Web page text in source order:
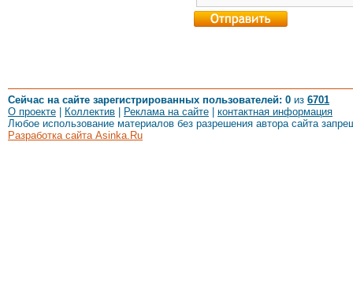
Сейчас на сайте зарегистрированных пользователей: 0 из 6701
О проекте
Коллектив Реклама на сайте
контактная информация
Любое использование материалов без разрешения автора сайта
Разработка сайта Asinka.Ru